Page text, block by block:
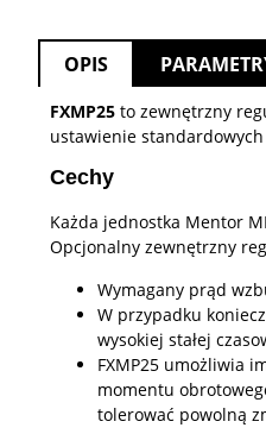
OPIS
FXMP25 to zewnętrzny
ustawienie
Cechy
Każda jednostka Mentor
Opcjonalny zewnętrzny
Wymagany prąd
W przypadku
wysokiej stałej
FXMP25 umożliwia
momentu
tolerować powolną